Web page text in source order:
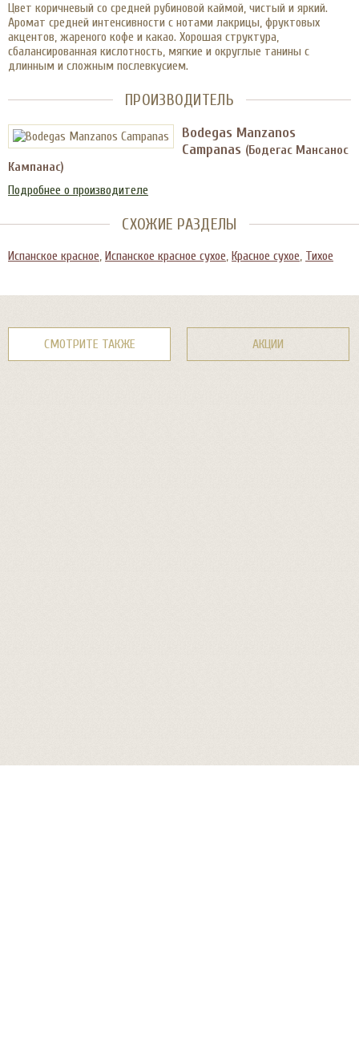
Цвет коричневый со средней рубиновой каймой, чистый и яркий.
Аромат средней интенсивности с нотами лакрицы, фруктовых
акцентов, жареного кофе и какао. Хорошая структура,
сбалансированная кислотность, мягкие и округлые танины с
длинным и сложным послевкусием.
ПРОИЗВОДИТЕЛЬ
Bodegas Manzanos
Campanas (Бодегас Мансанос
Кампанас)
Подробнее о производителе
СХОЖИЕ РАЗДЕЛЫ
Испанское красное, Испанское красное сухое, Красное сухое, Тихое
СМОТРИТЕ ТАКЖЕ АКЦИИ